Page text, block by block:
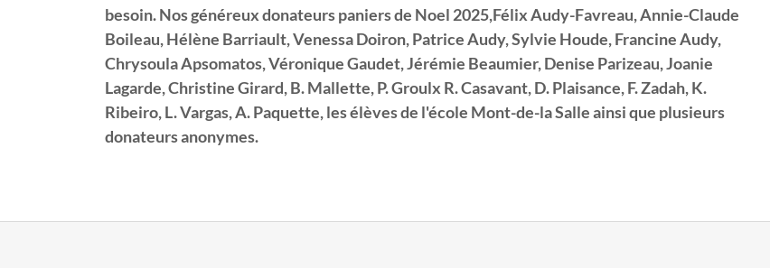
besoin. Nos généreux donateurs paniers de Noel 2025,Félix Audy-Favreau, Annie-Claude
Boileau, Hélène Barriault, Venessa Doiron, Patrice Audy, Sylvie Houde, Francine Audy,
Chrysoula Apsomatos, Véronique Gaudet, Jérémie Beaumier, Denise Parizeau, Joanie
Lagarde, Christine Girard, B. Mallette, P. Groulx R. Casavant, D. Plaisance, F. Zadah, K.
Ribeiro, L. Vargas, A. Paquette, les élèves de l'école Mont-de-la Salle ainsi que plusieurs
donateurs anonymes.